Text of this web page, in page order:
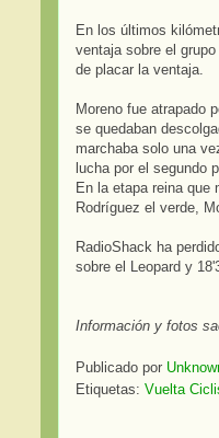
En los últimos
ventaja sobre el
de placar la ventaja.
Moreno fue atrapado
se quedaban
marchaba solo una
lucha por el segundo
En la etapa reina que
Rodríguez el verde,
RadioShack ha
sobre el Leopard y
Información y fotos
Publicado por
Etiquetas: Vuelta